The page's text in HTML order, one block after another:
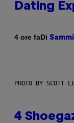
Dating
4 ore faDi
PHOTO BY SCOTT
4